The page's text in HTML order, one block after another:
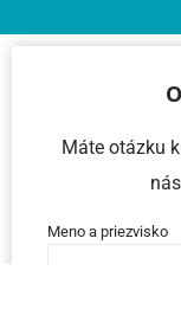
Máte otázku
Meno a priezvisko